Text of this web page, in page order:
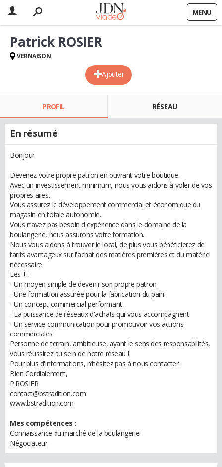
MENU
Ajouter
Patrick ROSIER
VERNAISON
PROFIL RÉSEAU
En résumé
Bonjour
Devenez votre propre patron en ouvrant votre boutique.
Avec un investissement minimum, nous vous aidons à voler de vos
propres ailes.
Vous assurez le développement commercial et économique du
magasin en totale autonomie.
Vous n’avez pas besoin d'expérience dans le domaine de la
boulangerie, nous assurons votre formation.
Nous vous aidons à trouver le local, de plus vous bénéficierez de
tarifs avantageux sur l'achat des matières premières et du matériel
nécessaire.
Les + :
- Un moyen simple de devenir son propre patron
- Une formation assurée pour la fabrication du pain
- Un concept commercial performant.
- La puissance de réseaux d'achats qui vous accompagnent
- Un service communication pour promouvoir vos actions
commerciales
Personne de terrain, ambitieuse, ayant le sens des responsabilités,
vous réussirez au sein de notre réseau !
Pour plus d'informations, n’hésitez pas à nous contacter!
Bien Cordialement,
P.ROSIER
contact@bstradition.com
www.bstradition.com
Mes compétences :
Connaissance du marché de la boulangerie
Négociateur